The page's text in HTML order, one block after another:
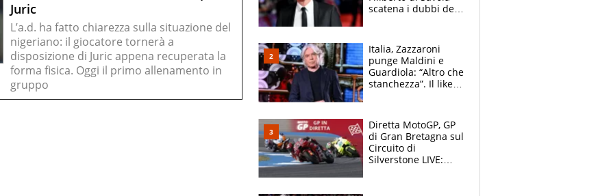
Juric
L’a.d. ha fatto chiarezza sulla situazione del
nigeriano: il giocatore tornerà a
disposizione di Juric appena recuperata la
forma fisica. Oggi il primo allenamento in
gruppo
scatena i dubbi dei
Italia, Zazzaroni
punge Maldini e
Guardiola: “Altro che
stanchezza”. Il like
Diretta MotoGP, GP
di Gran Bretagna sul
Circuito di
Silverstone LIVE: